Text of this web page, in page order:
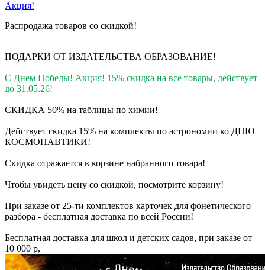
Акция!
Распродажа товаров со скидкой!
ПОДАРКИ ОТ ИЗДАТЕЛЬСТВА ОБРАЗОВАНИЕ!
С Днем Победы! Акция! 15% скидка на все товары, действует
до 31.05.26!
СКИДКА 50% на таблицы по химии!
Действует скидка 15% на комплекты по астрономии ко ДНЮ
КОСМОНАВТИКИ!
Скидка отражается в корзине набранного товара!
Чтобы увидеть цену со скидкой, посмотрите корзину!
При заказе от 25-ти комплектов карточек для фонетического
разбора - бесплатная доставка по всей России!
Бесплатная доставка для школ и детских садов, при заказе от
10 000 р,